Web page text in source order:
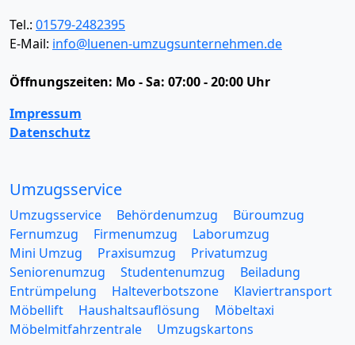
Tel.: 01579-2482395
E-Mail: info@luenen-umzugsunternehmen.de
Öffnungszeiten: Mo - Sa: 07:00 - 20:00 Uhr
Impressum
Datenschutz
Umzugsservice
Umzugsservice Behördenumzug
Büroumzug
Fernumzug
Firmenumzug
Laborumzug
Mini Umzug
Praxisumzug
Privatumzug
Seniorenumzug
Studentenumzug
Beiladung
Entrümpelung
Halteverbotszone
Klaviertransport
Möbellift
Haushaltsauflösung
Möbeltaxi
Möbelmitfahrzentrale
Umzugskartons